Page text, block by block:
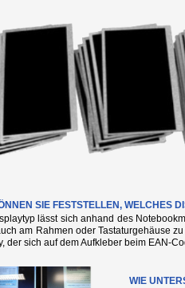
SIE FESTSTELLEN, WELCHES
lässt sich anhand des
am Rahmen oder Tastaturgehäuse
der sich auf dem Aufkleber beim EAN-
WIE